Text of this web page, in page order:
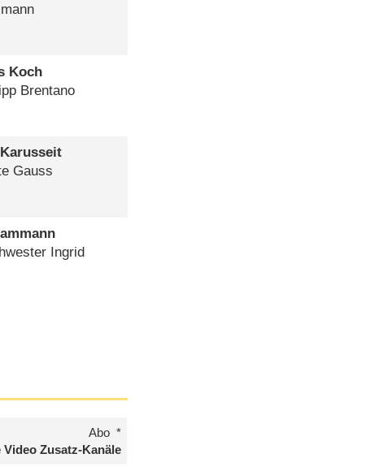
Koch
Brentano
Gauss
Ingrid
Abo
Video Zusatz-Kanäle